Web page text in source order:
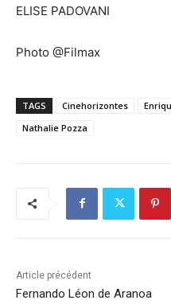
ELISE PADOVANI
Photo @Filmax
TAGS Cinehorizontes
Nathalie Pozza
Article précédent
Fernando Léon de Aranoa